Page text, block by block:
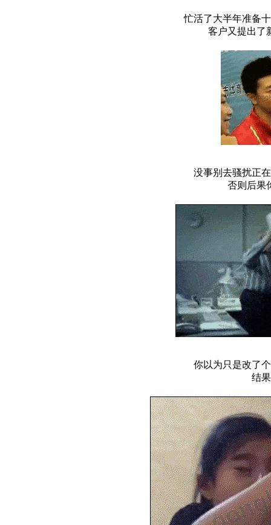
忙活了大半年准备
客户又提出
没事别去骚扰正
否则后果
你以为只是改了
结